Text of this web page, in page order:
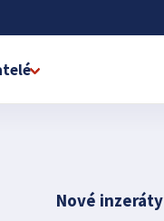
Nové inzeráty